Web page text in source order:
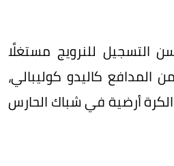
التسجيل للنرويج مستغلًا
المدافع كاليدو كوليبالي،
أرضية في شباك الحارس